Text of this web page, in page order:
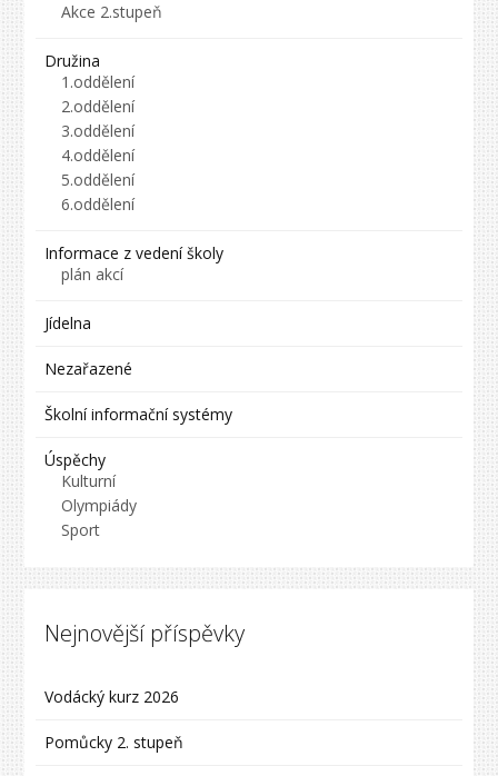
Akce 2.stupeň
Družina
1.oddělení
2.oddělení
3.oddělení
4.oddělení
5.oddělení
6.oddělení
Informace z vedení školy
plán akcí
Jídelna
Nezařazené
Školní informační systémy
Úspěchy
Kulturní
Olympiády
Sport
Nejnovější příspěvky
Vodácký kurz 2026
Pomůcky 2. stupeň